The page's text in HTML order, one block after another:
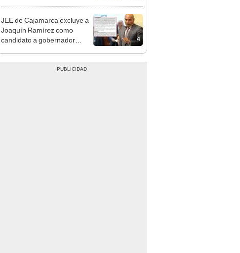
4
JEE de Cajamarca excluye a
Joaquín Ramírez como
candidato a gobernador